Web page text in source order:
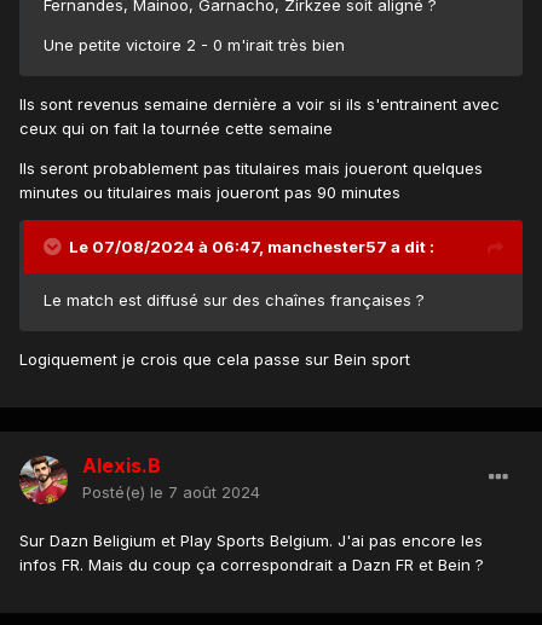
Fernandes, Mainoo, Garnacho, Zirkzee soit aligné ?
Une petite victoire 2 - 0 m'irait très bien
Ils sont revenus semaine dernière a voir si ils s'entrainent avec
ceux qui on fait la tournée cette semaine
Ils seront probablement pas titulaires mais joueront quelques
minutes ou titulaires mais joueront pas 90 minutes
Le 07/08/2024 à 06:47, manchester57 a dit :
Le match est diffusé sur des chaînes françaises ?
Logiquement je crois que cela passe sur Bein sport
Alexis.B
Posté(e) le 7 août 2024
Sur Dazn Beligium et Play Sports Belgium. J'ai pas encore les
infos FR. Mais du coup ça correspondrait a Dazn FR et Bein ?